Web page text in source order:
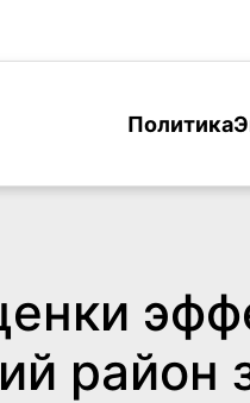
Политика
район